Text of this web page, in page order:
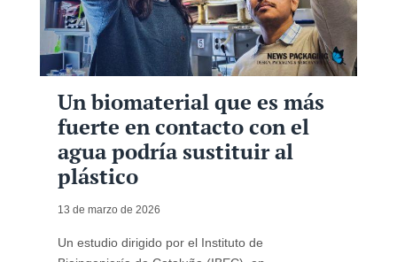
Un biomaterial que es más
fuerte en contacto con el
agua podría sustituir al
plástico
13 de marzo de 2026
Un estudio dirigido por el Instituto de